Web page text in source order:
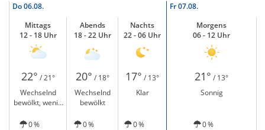
Do06.08. Fr07.08.
Mittags
12 - 18 Uhr
Abends
18 - 22 Uhr
Nachts
22 - 06 Uhr
Morgens
06 - 12 Uhr
22° / 21° 20° / 18° 17° / 13° 21° / 13°
Wechselnd
bewölkt, wenig
Wechselnd
bewölkt
Klar Sonnig
0 % 0 % 0 % 0 %